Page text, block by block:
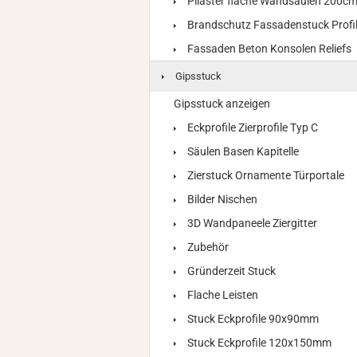
Brandschutz Fassadenstuck
Fassaden Beton Konsolen Reliefs
Gipsstuck
Gipsstuck anzeigen
Eckprofile Zierprofile Typ C
Säulen Basen Kapitelle
Zierstuck Ornamente Türportale
Bilder Nischen
3D Wandpaneele Ziergitter
Zubehör
Gründerzeit Stuck
Flache Leisten
Stuck Eckprofile 90x90mm
Stuck Eckprofile 120x150mm